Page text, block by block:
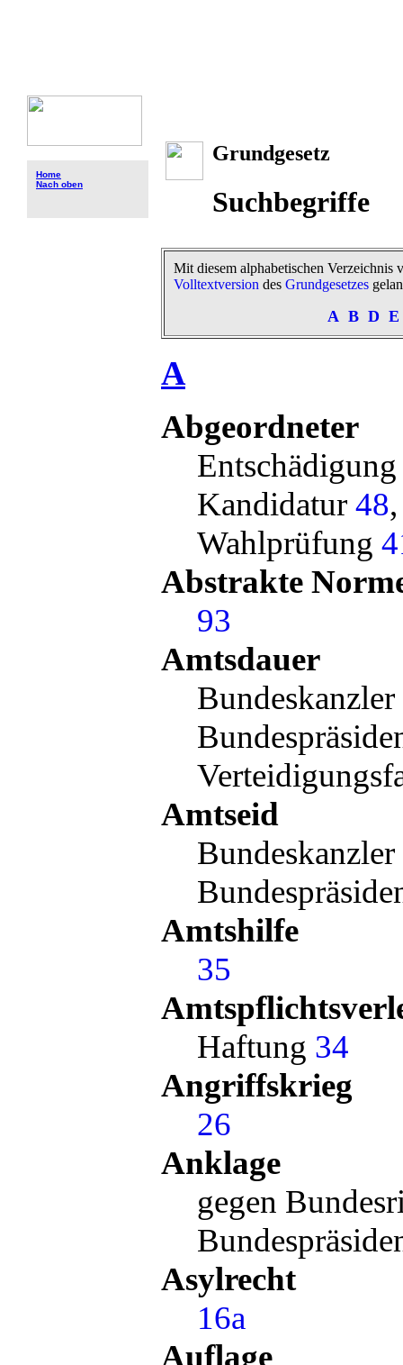
Home
Nach oben
Grundgesetz
Suchbegriffe
Mit diesem alphabetischen Verzeichnis
Volltextversion des Grundgesetzes
A B D E
A
Abgeordneter
Kandidatur 48
Wahlprüfung
Abstrakte
93
Amtsdauer
Bundeskanzler
Amtseid
Bundeskanzler
Amtshilfe
35
Haftung 34
Angriffskrieg
26
Anklage
gegen
Asylrecht
16a
Auflage